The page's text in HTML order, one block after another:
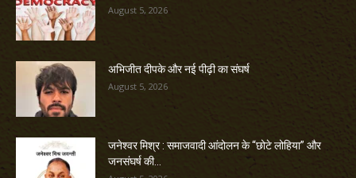
August 5, 2026
अभिजीत दीपके और नई पीढ़ी का संघर्ष
August 5, 2026
जनेश्वर मिश्र : समाजवादी आंदोलन के “छोटे लोहिया” और
जनसंघर्ष की...